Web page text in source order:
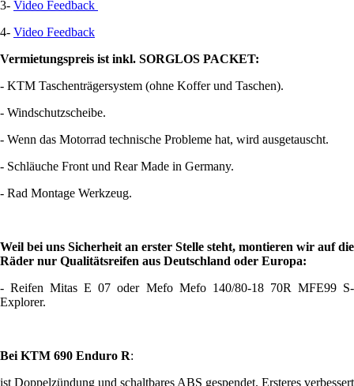
3- Video Feedback
4- Video Feedback
Vermietungspreis ist inkl. SORGLOS PACKET:
- KTM Taschenträgersystem (ohne Koffer und Taschen).
- Windschutzscheibe.
- Wenn das Motorrad technische Probleme hat, wird ausgetauscht.
- Schläuche Front und Rear Made in Germany.
- Rad Montage Werkzeug.
Weil bei uns Sicherheit an erster Stelle steht, montieren wir auf die
Räder nur Qualitätsreifen aus Deutschland oder Europa:
- Reifen Mitas E 07 oder Mefo Mefo 140/80-18 70R MFE99 S-
Explorer.
Bei KTM 690 Enduro R:
ist Doppelzündung und schaltbares ABS gespendet. Ersteres verbessert